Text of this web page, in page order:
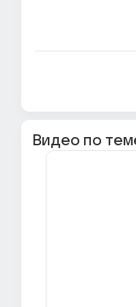
Видео по